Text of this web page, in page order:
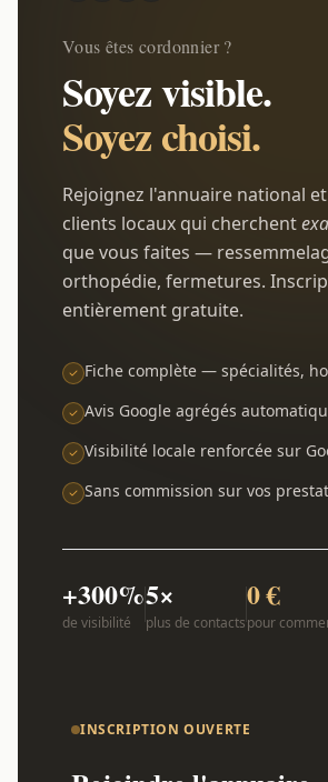
Vous êtes cordonnier ?
Soyez visible.
Soyez choisi.
Rejoignez l'annuaire national
clients locaux qui cherchent
que vous faites —
orthopédie, fermetures.
entièrement gratuite.
Fiche complète — spécialités,
Avis Google agrégés
Visibilité locale renforcée sur
Sans commission sur vos
+300%
de visibilité
5×
plus de contacts
0 €
pour
INSCRIPTION OUVERTE